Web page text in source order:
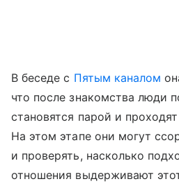
В беседе с Пятым каналом
что после знакомства люди
становятся парой и
На этом этапе они могут
и проверять, насколько
отношения выдерживают